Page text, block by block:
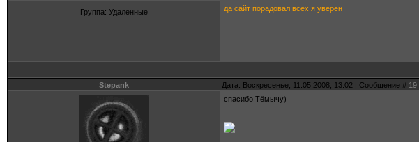
Группа: Удаленные да сайт порадовал всех я уверен
Stepank Дата: Воскресенье, 11.05.2008, 13:02 | Сообщение # 19
спасибо Тёмычу)